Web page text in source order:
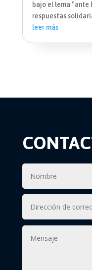
bajo el lema "ante
respuestas
leer más